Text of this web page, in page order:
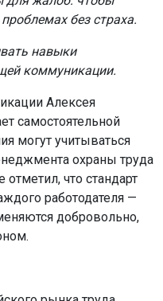
рынка труда,
обязанности и не
стиля управления к
учитывает
Давление,
проигрывают
этот раз официально,
эти рекомендации,
Для